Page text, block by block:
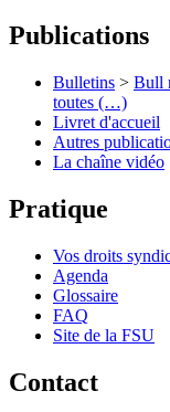
Publications
Bulletins > Bull
toutes (…)
Livret d'accueil
Autres
La chaîne vidéo
Pratique
Vos droits
Agenda
Glossaire
FAQ
Site de la FSU
Contact